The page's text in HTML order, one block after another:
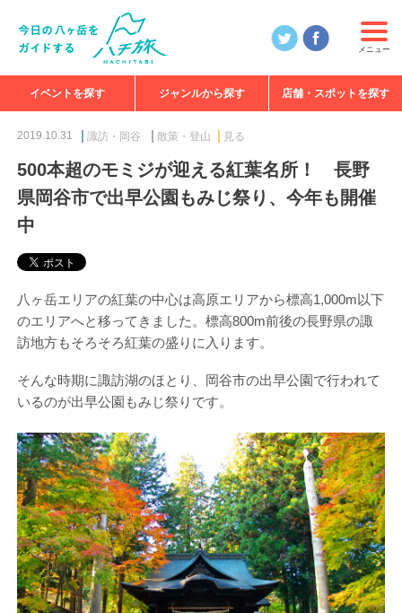
メニュー
イベントを探す ジャンルから探す 店舗・スポットを探す
2019.10.31 諏訪・岡谷 散策・登山 見る
500本超のモミジが迎える紅葉名所！ 長野
県岡谷市で出早公園もみじ祭り、今年も開催
中
八ヶ岳エリアの紅葉の中心は高原エリアから標高1,000m以下
のエリアへと移ってきました。標高800m前後の長野県の諏
訪地方もそろそろ紅葉の盛りに入ります。
そんな時期に諏訪湖のほとり、岡谷市の出早公園で行われて
いるのが出早公園もみじ祭りです。